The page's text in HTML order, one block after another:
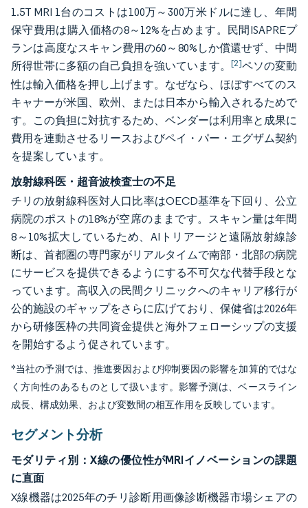
1.5T MRI 1台のコストは100万～300万米ドルに達し、年間
保守費用は購入価格の8～12%を占めます。民間ISAPREプ
ランは高度なスキャン費用の60～80%しか償還せず、中間
所得世帯に多額の自己負担を強いています。 [2]ペソの変動
性は輸入価格を押し上げます。なぜなら、ほぼすべてのス
キャナーが米国、欧州、または日本から輸入されるためで
す。この負担に対抗するため、ベンダーは利用率と成果に
費用を連動させるリースおよびペイ・パー・エグザム契約
を提案しています。
放射線科医・超音波検査士の不足
チリの放射線科医対人口比率はOECD基準を下回り、公立
病院のポストの18%が空席のままです。スキャン量は年間
8～10%拡大しているため、AIトリアージと遠隔放射線診
断は、首都圏の専門家がリアルタイムで南部・北部の病院
にサービスを提供できるようにする不可欠な代替手段とな
っています。高収入の民間クリニックへのキャリア移行が
公的施設のギャップをさらに広げており、保健省は2026年
から研修医枠の共同資金提供と海外フェローシップの支援
を開始するよう促されています。
*当社の予測では、推進要因および抑制要因の影響を加算的ではな
く方向性のあるものとして扱います。影響予測は、ベースライン
成長、構成効果、および変数間の相互作用を反映しています。
セグメント分析
モダリティ別：X線の優位性がMRIイノベーションの課題
に直面
X線機器は2025年のチリ診断用画像診断機器市場シェアの